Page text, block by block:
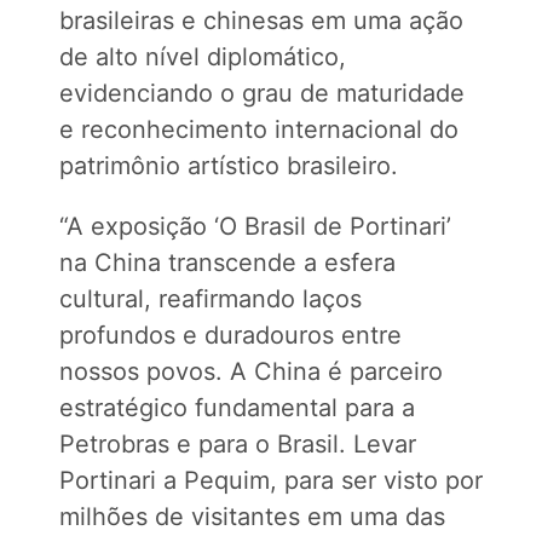
brasileiras e chinesas em uma ação
de alto nível diplomático,
evidenciando o grau de maturidade
e reconhecimento internacional do
patrimônio artístico brasileiro.
“A exposição ‘O Brasil de Portinari’
na China transcende a esfera
cultural, reafirmando laços
profundos e duradouros entre
nossos povos. A China é parceiro
estratégico fundamental para a
Petrobras e para o Brasil. Levar
Portinari a Pequim, para ser visto por
milhões de visitantes em uma das